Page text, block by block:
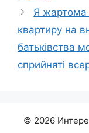
Я жартома
квартиру на
батьківства
сприйняті
© 2026